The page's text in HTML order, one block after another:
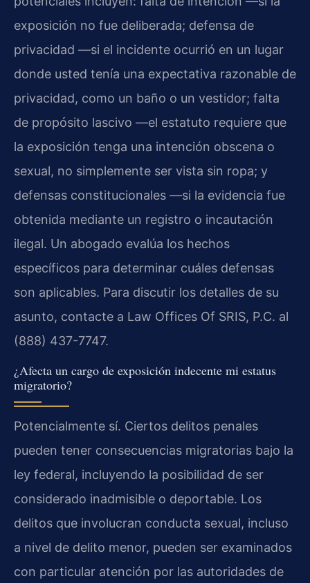
exposición no fue deliberada; defensa de
privacidad —si el incidente ocurrió en un lugar
donde usted tenía una expectativa razonable de
privacidad, como un baño o un vestidor; falta
de propósito lascivo —el estatuto requiere que
la exposición tenga una intención obscena o
sexual, no simplemente ser vista sin ropa; y
defensas constitucionales —si la evidencia fue
obtenida mediante un registro o incautación
ilegal. Un abogado evalúa los hechos
específicos para determinar cuáles defensas
son aplicables. Para discutir los detalles de su
asunto, contacte a Law Offices Of SRIS, P.C. al
(888) 437-7747.
¿Afecta un cargo de exposición indecente mi estatus
migratorio?
Potencialmente sí. Ciertos delitos penales
pueden tener consecuencias migratorias bajo la
ley federal, incluyendo la posibilidad de ser
considerado inadmisible o deportable. Los
delitos que involucran conducta sexual, incluso
a nivel de delito menor, pueden ser examinados
con particular atención por las autoridades de